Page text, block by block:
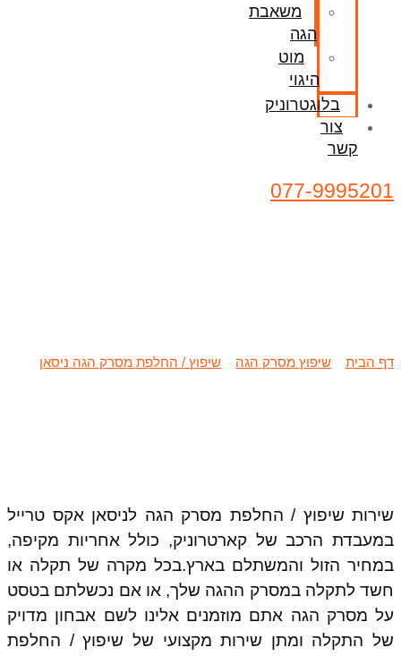
משאבת
הגה
מוט
היגוי
בלוגטרוניק
צור
קשר
077-9995201
דף הבית שיפוץ מסרק הגה שיפוץ / החלפת מסרק הגה ניסאן
שירות שיפוץ / החלפת מסרק הגה לניסאן אקס טרייל
במעבדת הרכב של קארטרוניק, כולל אחריות מקיפה,
במחיר הזול והמשתלם בארץ.בכל מקרה של תקלה או
חשד לתקלה במסרק ההגה שלך, או אם נכשלתם בטסט
על מסרק הגה אתם מוזמנים אלינו לשם אבחון מדויק
של התקלה ומתן שירות מקצועי של שיפוץ / החלפת